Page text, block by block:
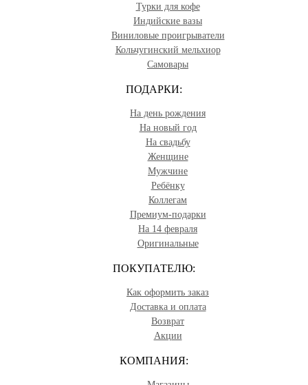
Турки для кофе
Индийские вазы
Виниловые проигрыватели
Кольчугинский мельхиор
Самовары
ПОДАРКИ:
На день рождения
На новый год
На свадьбу
Женщине
Мужчине
Ребёнку
Коллегам
Премиум-подарки
На 14 февраля
Оригинальные
ПОКУПАТЕЛЮ:
Как оформить заказ
Доставка и оплата
Возврат
Акции
КОМПАНИЯ: